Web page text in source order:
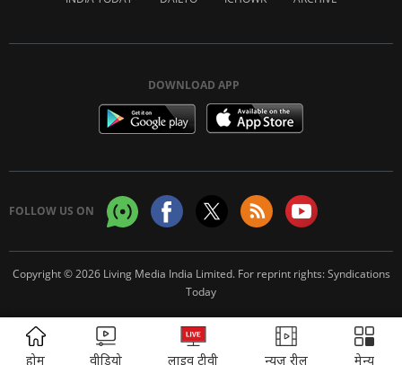
DOWNLOAD APP
FOLLOW US ON
Copyright © 2026 Living Media India Limited. For reprint rights:Syndications
Today
ADVERTISEMENT
होम वीडियो लाइव टीवी न्यूज़ रील मेन्यू